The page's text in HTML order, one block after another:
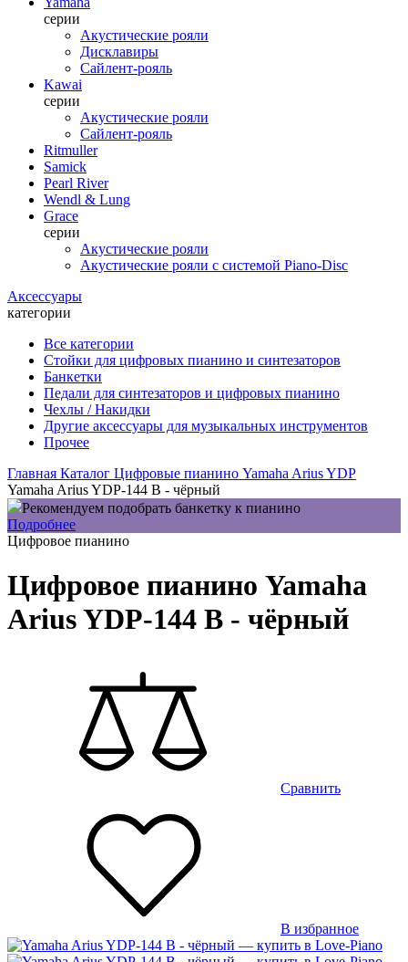
серии
Акустические рояли
Дисклавиры
Сайлент-рояль
Kawai
серии
Акустические рояли
Сайлент-рояль
Ritmuller
Samick
Pearl River
Wendl & Lung
Grace
серии
Акустические рояли
Акустические рояли с системой Piano-Disc
Аксессуары
категории
Все категории
Стойки для цифровых пианино и синтезаторов
Банкетки
Педали для синтезаторов и цифровых пианино
Чехлы / Накидки
Другие аксессуары для музыкальных инструментов
Прочее
Главная Каталог Цифровые пианино Yamaha Arius YDP
Yamaha Arius YDP-144 B - чёрный
Рекомендуем подобрать банкетку к пианино
Подробнее
Цифровое пианино
Цифровое пианино Yamaha
Arius YDP-144 B - чёрный
Сравнить
В избранное